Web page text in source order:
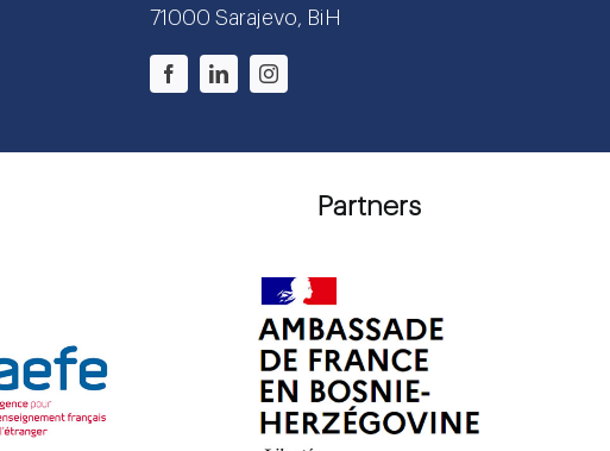
71000 Sarajevo, BiH
Partners